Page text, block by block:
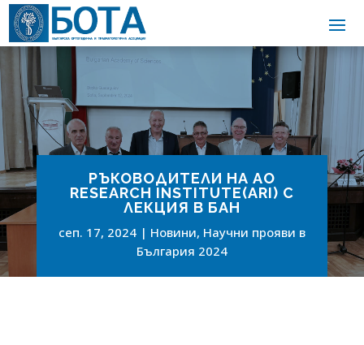
РЪКОВОДИТЕЛИ НА АО
RESEARCH INSTITUTE(ARI) С
ЛЕКЦИЯ В БАН
сеп. 17, 2024 Новини, Научни прояви в
България 2024